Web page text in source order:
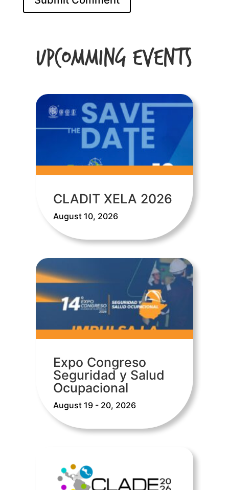
Upcomming Events
CLADIT XELA 2026
August 10, 2026
Expo Congreso
Seguridad y Salud
Ocupacional
August 19 - 20, 2026